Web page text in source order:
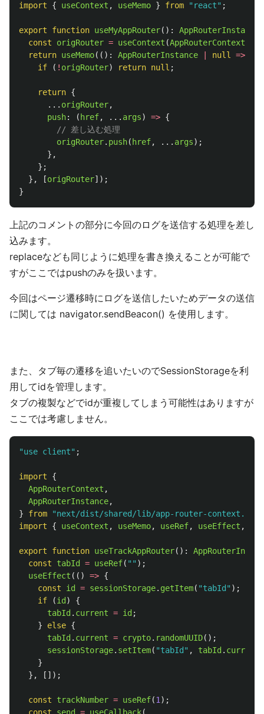
import
{ useContext , useMemo } from " react" ;
export function useMyAppRouter():
AppRouterInstance
const
origRouter = useContext (AppRouterContext
return useMemo((): AppRouterInstance null =>
if
( ! origRouter) return null ;
return {
... origRouter,
push: ( href, ... args) => {
// 差し込む処理
origRouter. push( href, ... args);
},
};
},
[origRouter]);
}
上記のコメントの部分に今回のログを送信する処理を差し
込みます。
replaceなども同じように処理を書き換えることが可能で
すがここではpushのみを扱います。
今回はページ遷移時にログを送信したいためデータの送信
に関しては navigator.sendBeacon() を使用します。
また、タブ毎の遷移を追いたいのでSessionStorageを利
用してidを管理します。
タブの複製などでidが重複してしまう可能性はありますが
ここでは考慮しません。
"use client" ;
import
{
AppRouterContext ,
AppRouterInstance,
}
from "next/dist/shared/lib/app-router-
import
{ useContext , useMemo, useRef, useEffect ,
export function useTrackAppRouter():
const
tabId = useRef( "" );
useEffect (() => {
const
id = sessionStorage. getItem( "tabId " );
if
(id )
{
tabId . current = id ;
}
else {
tabId . current = crypto. randomUUID();
sessionStorage. setItem( "tabId " , tabId . current
}
},
[]);
const trackNumber = useRef(1 );